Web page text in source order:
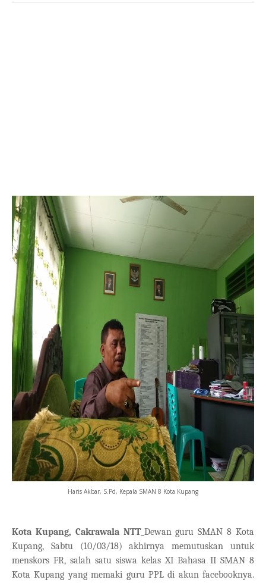
Haris Akbar, S.Pd, Kepala SMAN 8 Kota Kupang
Kota Kupang, Cakrawala NTT_ Dewan guru SMAN 8 Kota
Kupang, Sabtu (10/03/18) akhirnya memutuskan untuk
menskors FR, salah satu siswa kelas XI Bahasa II SMAN 8
Kota Kupang yang memaki guru PPL di akun facebooknya.